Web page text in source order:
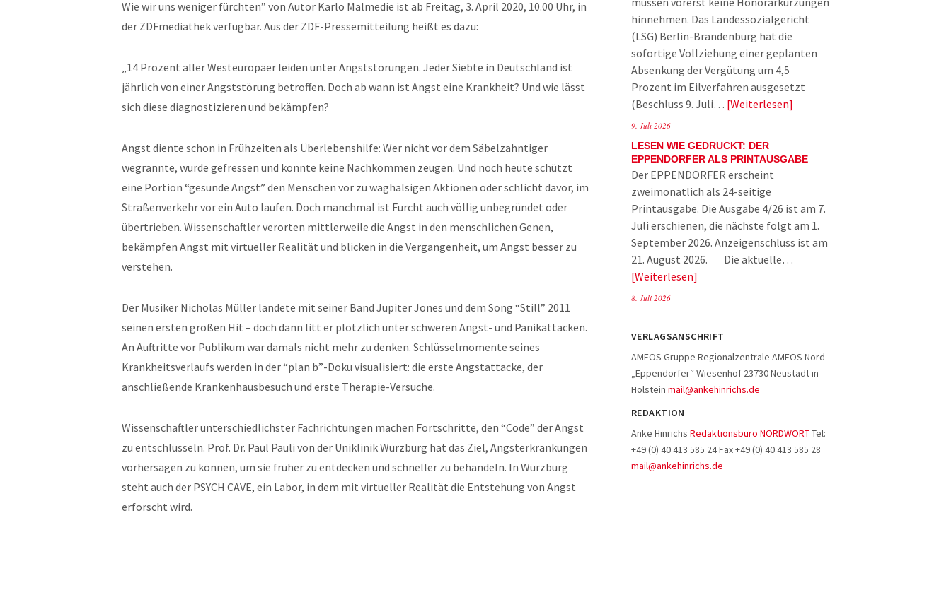
Wie wir uns weniger fürchten” von Autor Karlo Malmedie ist ab Freitag, 3. April 2020, 10.00 Uhr, in
der ZDFmediathek verfügbar. Aus der ZDF-Pressemitteilung heißt es dazu:
„14 Prozent aller Westeuropäer leiden unter Angststörungen. Jeder Siebte in Deutschland ist
jährlich von einer Angststörung betroffen. Doch ab wann ist Angst eine Krankheit? Und wie lässt
sich diese diagnostizieren und bekämpfen?
Angst diente schon in Frühzeiten als Überlebenshilfe: Wer nicht vor dem Säbelzahntiger
wegrannte, wurde gefressen und konnte keine Nachkommen zeugen. Und noch heute schützt
eine Portion “gesunde Angst” den Menschen vor zu waghalsigen Aktionen oder schlicht davor, im
Straßenverkehr vor ein Auto laufen. Doch manchmal ist Furcht auch völlig unbegründet oder
übertrieben. Wissenschaftler verorten mittlerweile die Angst in den menschlichen Genen,
bekämpfen Angst mit virtueller Realität und blicken in die Vergangenheit, um Angst besser zu
verstehen.
Der Musiker Nicholas Müller landete mit seiner Band Jupiter Jones und dem Song “Still” 2011
seinen ersten großen Hit – doch dann litt er plötzlich unter schweren Angst- und Panikattacken.
An Auftritte vor Publikum war damals nicht mehr zu denken. Schlüsselmomente seines
Krankheitsverlaufs werden in der “plan b”-Doku visualisiert: die erste Angstattacke, der
anschließende Krankenhausbesuch und erste Therapie-Versuche.
Wissenschaftler unterschiedlichster Fachrichtungen machen Fortschritte, den “Code” der Angst
zu entschlüsseln. Prof. Dr. Paul Pauli von der Uniklinik Würzburg hat das Ziel, Angsterkrankungen
vorhersagen zu können, um sie früher zu entdecken und schneller zu behandeln. In Würzburg
steht auch der PSYCH CAVE, ein Labor, in dem mit virtueller Realität die Entstehung von Angst
erforscht wird.
hinnehmen. Das Landessozialgericht
(LSG) Berlin-Brandenburg hat die
sofortige Vollziehung einer geplanten
Absenkung der Vergütung um 4,5
Prozent im Eilverfahren ausgesetzt
(Beschluss 9. Juli… Weiterlesen
9. Juli 2026
LESEN WIE GEDRUCKT: DER
EPPENDORFER ALS PRINTAUSGABE
Der EPPENDORFER erscheint
zweimonatlich als 24-seitige
Printausgabe. Die Ausgabe 4/26 ist am 7.
Juli erschienen, die nächste folgt am 1.
September 2026. Anzeigenschluss ist am
21. August 2026. Die aktuelle…
Weiterlesen
8. Juli 2026
VERLAGSANSCHRIFT
AMEOS Gruppe Regionalzentrale AMEOS Nord
„Eppendorfer“ Wiesenhof 23730 Neustadt in
Holstein mail@ankehinrichs.de
REDAKTION
Anke Hinrichs Redaktionsbüro NORDWORTTel:
+49 (0) 40 413 585 24 Fax +49 (0) 40 413 585 28
mail@ankehinrichs.de